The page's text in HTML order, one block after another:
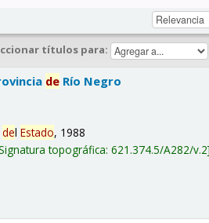
títulos para:
de Río Negro
delEstado, 1988
topográfica:621.374.5/A282/v.2